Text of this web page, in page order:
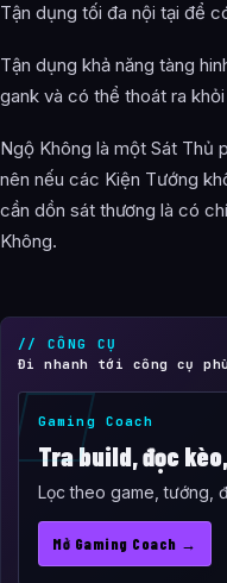
Tận dụng tối đa nội tại để
Tận dụng khả năng tàng
gank và có thể thoát ra
Ngộ Không là một Sát Thủ
nên nếu các Kiện Tướng
cần dồn sát thương là có
Không.
// CÔNG CỤ
Đi nhanh tới công cụ
Gaming Coach
Tra build, đọc
Lọc theo game, tướng,
Mở Gaming Coach →